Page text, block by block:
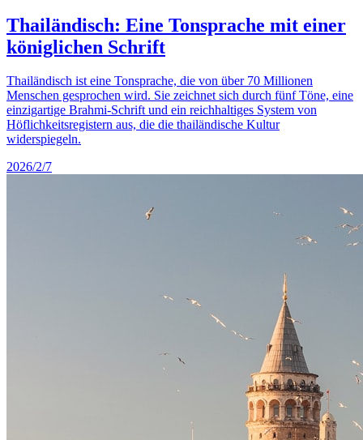
Thailändisch: Eine Tonsprache mit einer
königlichen Schrift
Thailändisch ist eine Tonsprache, die von über 70 Millionen
Menschen gesprochen wird. Sie zeichnet sich durch fünf Töne, eine
einzigartige Brahmi-Schrift und ein reichhaltiges System von
Höflichkeitsregistern aus, die die thailändische Kultur
widerspiegeln.
2026/2/7